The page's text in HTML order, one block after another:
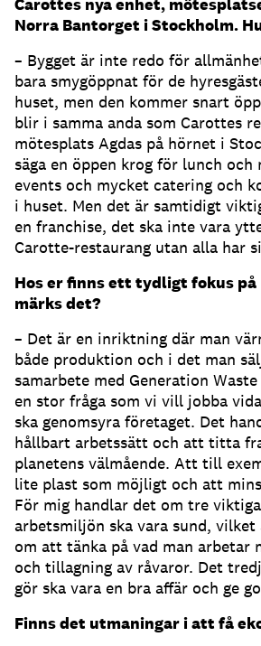
Norra Bantorget i Stockholm.
– Bygget är inte redo för
bara smygöppnat för de
huset, men den kommer snart
blir i samma anda som Carottes
mötesplats Agdas på hörnet i
säga en öppen krog för lunch
events och mycket catering och
i huset. Men det är samtidigt
en franchise, det ska inte vara
Carotte-restaurang utan alla har
Hos er finns ett tydligt fokus
märks det?
– Det är en inriktning där man
både produktion och i det man
samarbete med Generation
en stor fråga som vi vill jobba
ska genomsyra företaget. Det
hållbart arbetssätt och att titta
planetens välmående. Att till
lite plast som möjligt och att
För mig handlar det om tre
arbetsmiljön ska vara sund, vilket
om att tänka på vad man arbetar
och tillagning av råvaror. Det
gör ska vara en bra affär och ge
Finns det utmaningar i att få